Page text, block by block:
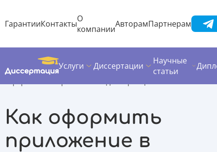
ГарантииКонтактыО
компанииАвторамПартнерам
Услуги Диссертации
Научные
статьи
ДиссертацияПолезные материалыОформление работ
Как оформить
приложение в